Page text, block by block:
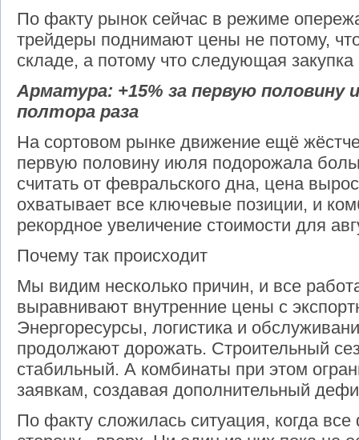
По факту рынок сейчас в режиме
трейдеры поднимают цены не потому,
складе, а потому что следующая
Арматура: +15% за первую половину
полтора раза
На сортовом рынке движение ещё
первую половину июля подорожала
считать от февральского дна, цена
охватывает все ключевые позиции, и
рекордное увеличение стоимости для
Почему так происходит
Мы видим несколько причин, и все
выравнивают внутренние цены с
Энергоресурсы, логистика и
продолжают дорожать. Строительный
стабильный. А комбинаты при этом
заявкам, создавая дополнительный
По факту сложилась ситуация, когда